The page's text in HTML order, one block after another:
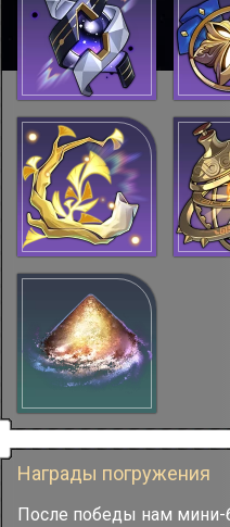
Награды погружения
После победы нам мини-